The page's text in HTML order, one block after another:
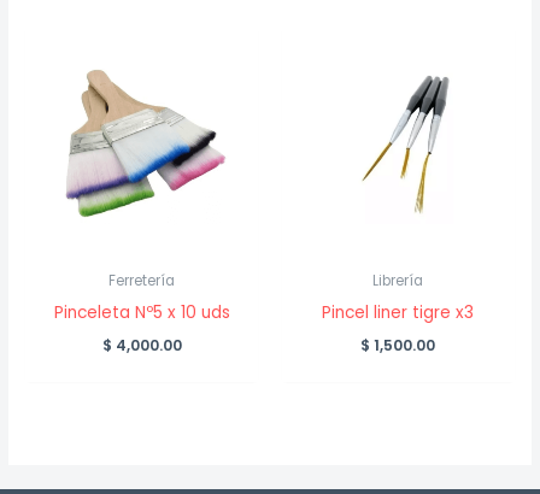
Ferretería
Pinceleta Nº5 x 10 uds
$ 4,000.00
Librería
Pincel liner tigre x3
$ 1,500.00